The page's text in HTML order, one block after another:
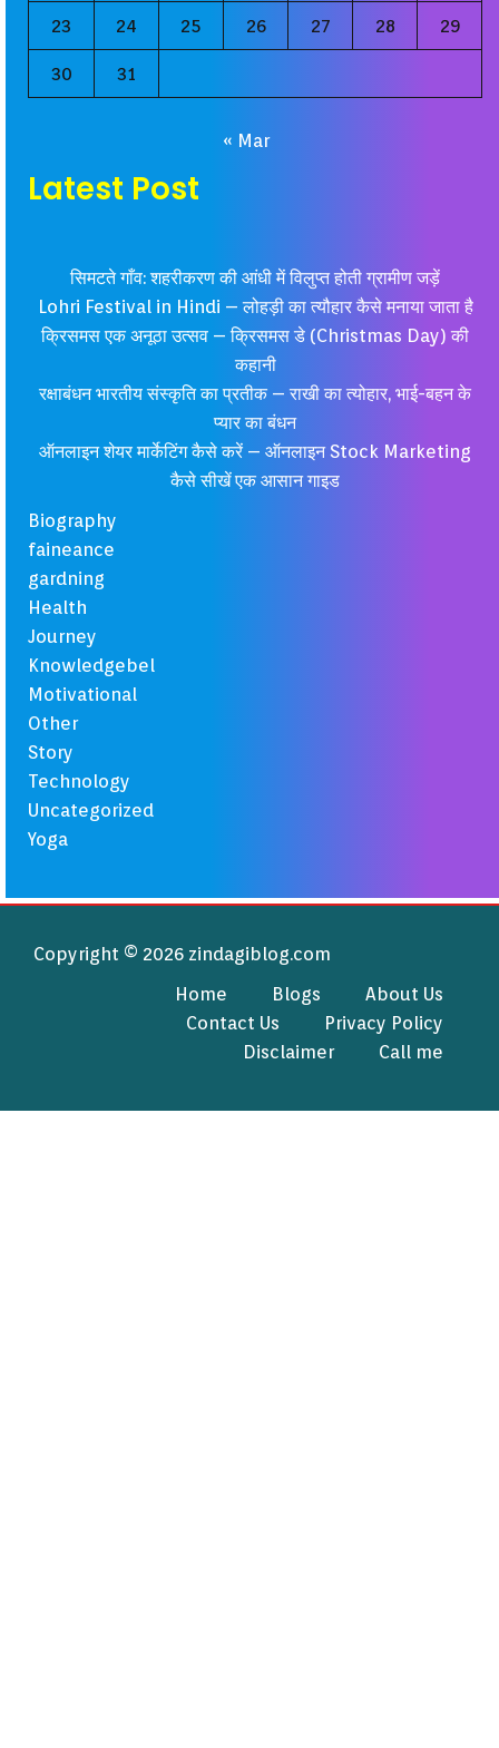
23 24 25 26 27 28 29
30 31
« Mar
Latest Post
सिमटते गाँव: शहरीकरण की आंधी में विलुप्त होती ग्रामीण जड़ें
Lohri Festival in Hindi – लोहड़ी का त्यौहार कैसे मनाया जाता है
क्रिसमस एक अनूठा उत्सव – क्रिसमस डे (Christmas Day) की
कहानी
रक्षाबंधन भारतीय संस्कृति का प्रतीक – राखी का त्योहार, भाई-बहन के
प्यार का बंधन
ऑनलाइन शेयर मार्केटिंग कैसे करें – ऑनलाइन Stock Marketing
कैसे सीखें एक आसान गाइड
Biography
faineance
gardning
Health
Journey
Knowledgebel
Motivational
Other
Story
Technology
Uncategorized
Yoga
Copyright © 2026 zindagiblog.com
Home
Blogs
About Us
Contact Us
Privacy Policy
Disclaimer
Call me